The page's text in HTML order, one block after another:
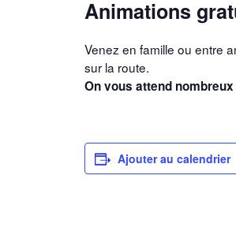
Animations
Venez en famille ou entre
sur la route.
On vous attend
Ajouter au calendrier